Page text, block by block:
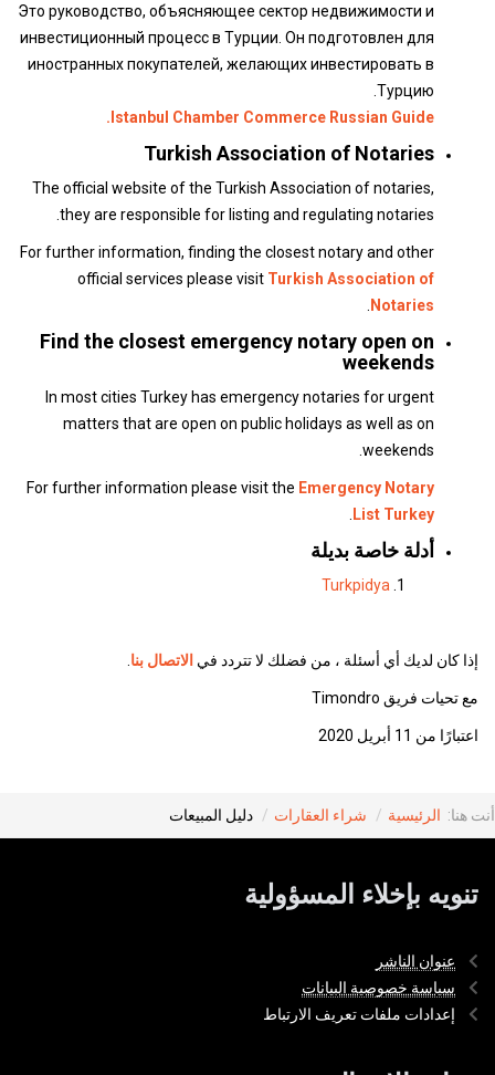
Это руководство, объясняющее сектор недвижимости и
инвестиционный процесс в Турции. Он подготовлен для
иностранных покупателей, желающих инвестировать в
Турцию.
Istanbul Chamber Commerce Russian Guide.
Turkish Association of Notaries
The official website of the Turkish Association of notaries,
they are responsible for listing and regulating notaries.
For further information, finding the closest notary and other
official services please visit Turkish Association of
Notaries
Find the closest emergency notary open on
weekends
In most cities Turkey has emergency notaries for urgent
matters that are open on public holidays as well as on
weekends.
For further information please visit the Emergency Notary
List Turkey
أدلة خاصة بديلة
Turkpidya
إذا كان لديك أي أسئلة ، من فضلك لا تتردد في الاتصال بنا
مع تحيات فريق Timondro
اعتبارًا من 11 أبريل 2020
أنت هنا: الرئيسية شراء العقارات دليل المبيعات
تنويه بإخلاء المسؤولية
عنوان الناشر
سياسة خصوصية البيانات
إعدادات ملفات تعريف الارتباط